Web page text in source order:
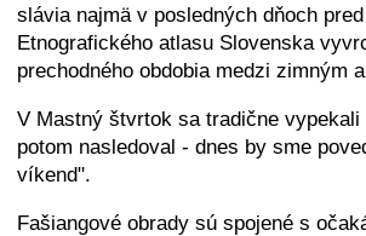
slávia najmä v posledných dňoch
Etnografického atlasu Slovenska
prechodného obdobia medzi zimným
V Mastný štvrtok sa tradične vypekali
potom nasledoval - dnes by sme
víkend".
Fašiangové obrady sú spojené s